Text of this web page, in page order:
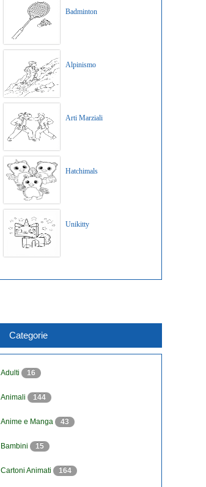
Badminton
Alpinismo
Arti Marziali
Hatchimals
Unikitty
Categorie
Adulti 16
Animali 144
Anime e Manga 43
Bambini 15
Cartoni Animati 164